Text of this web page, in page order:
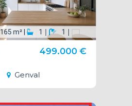
165 m² | 1 | 1 |
499.000 €
Genval